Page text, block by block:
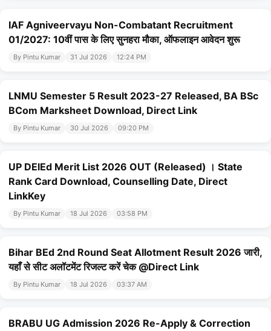
IAF Agniveervayu Non-Combatant Recruitment
01/2027: 10वीं पास के लिए सुनहरा मौका, ऑफलाइन आवेदन शुरू
By Pintu Kumar 31 Jul 2026 12:24 PM
LNMU Semester 5 Result 2023-27 Released, BA BSc
BCom Marksheet Download, Direct Link
By Pintu Kumar 30 Jul 2026 09:20 PM
UP DElEd Merit List 2026 OUT (Released) । State
Rank Card Download, Counselling Date, Direct
LinkKey
By Pintu Kumar 18 Jul 2026 03:58 PM
Bihar BEd 2nd Round Seat Allotment Result 2026 जारी,
यहाँ से सीट अलॉटमेंट रिजल्ट करें चेक @Direct Link
By Pintu Kumar 18 Jul 2026 03:37 AM
BRABU UG Admission 2026 Re-Apply & Correction